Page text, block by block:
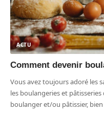
ACTU
Comment devenir
Vous avez toujours adoré les
les boulangeries et
boulanger et/ou pâtissier, bien